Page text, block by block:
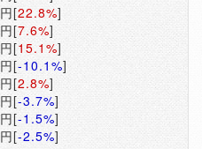
円[22.8%]
円[7.6%]
円[15.1%]
円[-10.1%]
円[2.8%]
円[-3.7%]
円[-1.5%]
円[-2.5%]